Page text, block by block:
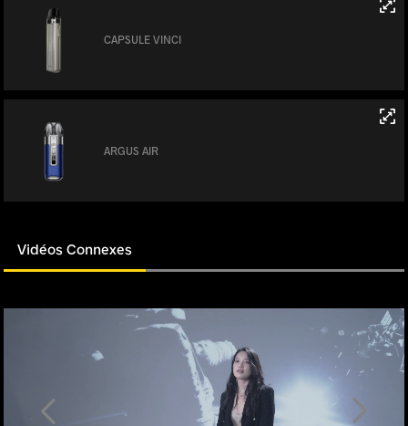
CAPSULE VINCI
ARGUS AIR
Vidéos Connexes